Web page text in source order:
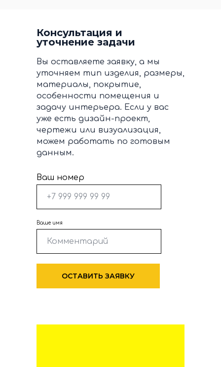
Консультация и
уточнение задачи
Вы оставляете заявку, а мы
уточняем тип изделия, размеры,
материалы, покрытие,
особенности помещения и
задачу интерьера. Если у вас
уже есть дизайн-проект,
чертежи или визуализация,
можем работать по готовым
данным.
Ваш номер
Ваше имя
ОСТАВИТЬ ЗАЯВКУ